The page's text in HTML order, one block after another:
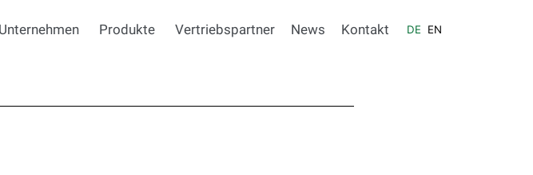
Unternehmen Produkte Vertriebspartner News Kontakt DE EN